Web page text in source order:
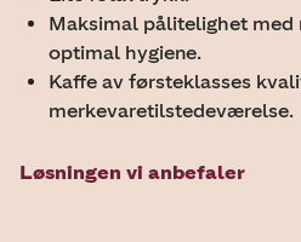
Maksimal pålitelighet med
optimal hygiene.
Kaffe av førsteklasses
merkevaretilstedeværelse.
Løsningen vi anbefaler